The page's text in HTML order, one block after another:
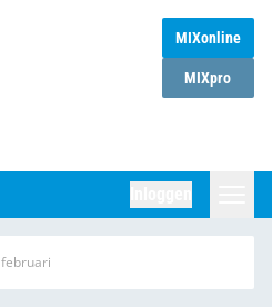
MIXonline
MIXpro
februari